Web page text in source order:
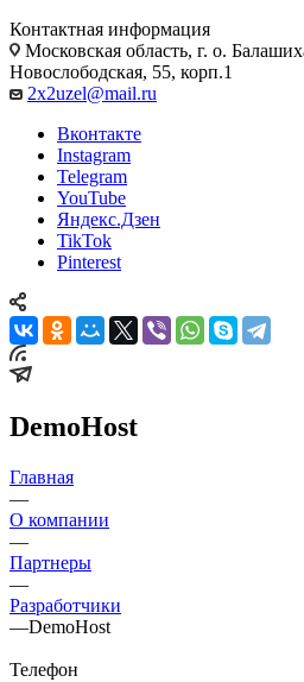
Контактная информация
Московская область, г. о.
Новослободская, 55, корп.1
2x2uzel@mail.ru
Вконтакте
Instagram
Telegram
YouTube
Яндекс.Дзен
TikTok
Pinterest
DemoHost
Главная
—
О компании
—
Партнеры
—
Разработчики
—DemoHost
Телефон